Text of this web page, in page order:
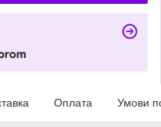
Оплата Умови